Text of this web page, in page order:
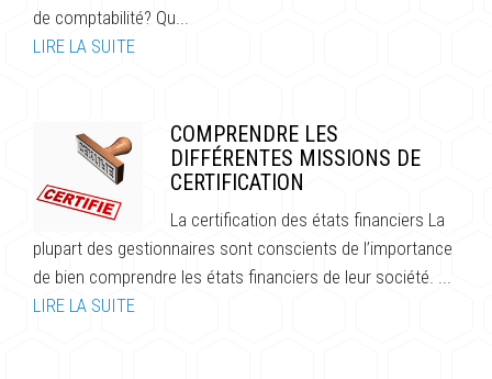
de comptabilité? Qu...
LIRE LA SUITE
COMPRENDRE LES
DIFFÉRENTES MISSIONS DE
CERTIFICATION
La certification des états financiers La
plupart des gestionnaires sont conscients de l’importance
de bien comprendre les états financiers de leur société. ...
LIRE LA SUITE